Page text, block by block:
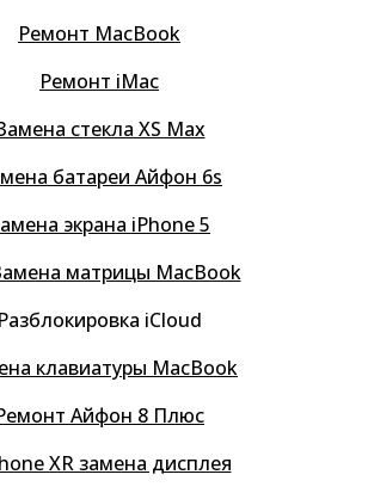
Ремонт MacBook
Ремонт iMac
XR замена дисплея
Айфон 8 Плюс
стекла XS Max
экрана iPhone 5
клавиатуры MacBook
батареи Айфон 6s
матрицы MacBook
Разблокировка iCloud